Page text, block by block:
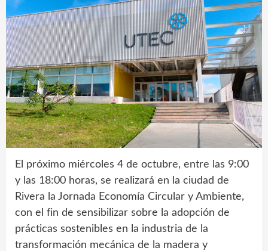
El próximo miércoles 4 de octubre, entre las 9:00
y las 18:00 horas, se realizará en la ciudad de
Rivera la Jornada Economía Circular y Ambiente,
con el fin de sensibilizar sobre la adopción de
prácticas sostenibles en la industria de la
transformación mecánica de la madera y